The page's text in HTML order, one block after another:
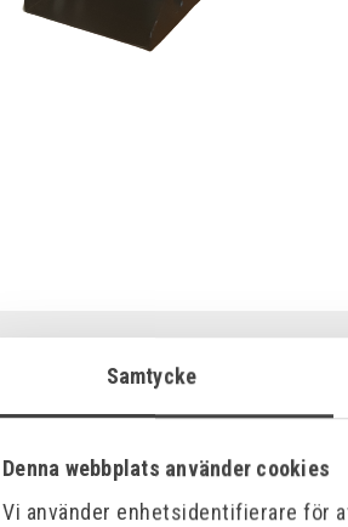
Samtycke
Denna webbplats använder cookies
Vi använder enhetsidentifierare för